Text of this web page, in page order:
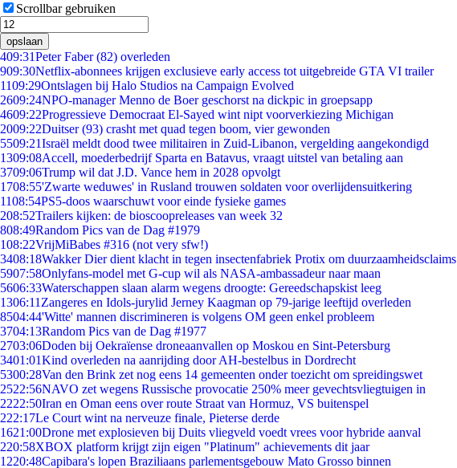
Scrollbar gebruiken
opslaan
409:31Peter Faber (82) overleden
909:30Netflix-abonnees krijgen exclusieve early access tot uitgebreide GTA VI trailer
1109:29Ontslagen bij Halo Studios na Campaign Evolved
2609:24NPO-manager Menno de Boer geschorst na dickpic in groepsapp
4609:22Progressieve Democraat El-Sayed wint nipt voorverkiezing Michigan
2009:22Duitser (93) crasht met quad tegen boom, vier gewonden
5509:21Israël meldt dood twee militairen in Zuid-Libanon, vergelding aangekondigd
1309:08Accell, moederbedrijf Sparta en Batavus, vraagt uitstel van betaling aan
3709:06Trump wil dat J.D. Vance hem in 2028 opvolgt
1708:55'Zwarte weduwes' in Rusland trouwen soldaten voor overlijdensuitkering
1108:54PS5-doos waarschuwt voor einde fysieke games
208:52Trailers kijken: de bioscoopreleases van week 32
808:49Random Pics van de Dag #1979
108:22VrijMiBabes #316 (not very sfw!)
3408:18Wakker Dier dient klacht in tegen insectenfabriek Protix om duurzaamheidsclaims
5907:58Onlyfans-model met G-cup wil als NASA-ambassadeur naar maan
5606:33Waterschappen slaan alarm wegens droogte: Gereedschapskist leeg
1306:11 Zangeres en Idols-jurylid Jerney Kaagman op 79-jarige leeftijd overleden
8504:44'Witte' mannen discrimineren is volgens OM geen enkel probleem
3704:13Random Pics van de Dag #1977
2703:06Doden bij Oekraïense droneaanvallen op Moskou en Sint-Petersburg
3401:01Kind overleden na aanrijding door AH-bestelbus in Dordrecht
5300:28Van den Brink zet nog eens 14 gemeenten onder toezicht om spreidingswet
2522:56NAVO zet wegens Russische provocatie 250% meer gevechtsvliegtuigen in
2222:50Iran en Oman eens over route Straat van Hormuz, VS buitenspel
222:17Le Court wint na nerveuze finale, Pieterse derde
1621:00Drone met explosieven bij Duits vliegveld voedt vrees voor hybride aanval
220:58XBOX platform krijgt zijn eigen "Platinum" achievements dit jaar
1220:48Capibara's lopen Braziliaans parlementsgebouw Mato Grosso binnen